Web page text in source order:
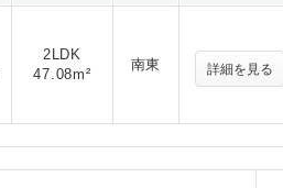
2LDK
47.08m²
南東 詳細を見る